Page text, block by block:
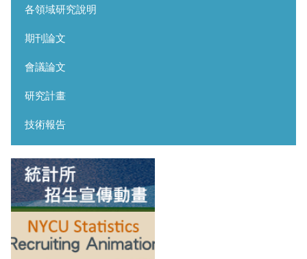
各領域研究說明
期刊論文
會議論文
研究計畫
技術報告